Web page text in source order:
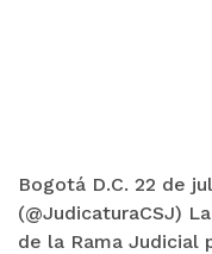
Bogotá D.C. 22 de
(@JudicaturaCSJ)
de la Rama Judicial